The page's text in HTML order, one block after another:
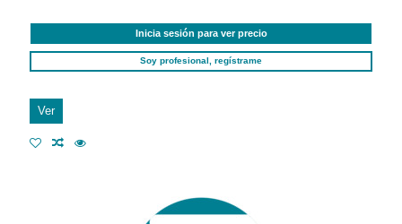
Inicia sesión para ver precio
Soy profesional, regístrame
Ver